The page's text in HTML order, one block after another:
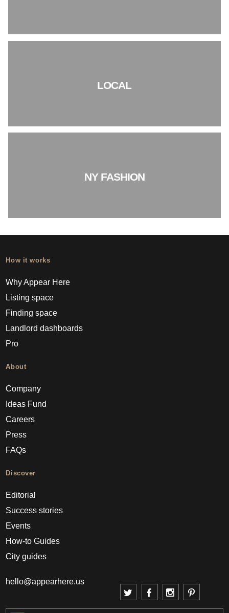
LOCAL
NY FASHION
How it works
Why Appear Here
Listing space
Finding space
Landlord dashboards
Pro
About
Company
Ideas Fund
Careers
Press
FAQs
Discover
Editorial
Success stories
Events
How-to Guides
City guides
hello@appearhere.us